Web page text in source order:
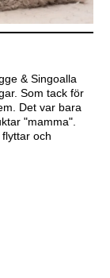
& Singoalla
Som tack för
Det var bara
"mamma".
och